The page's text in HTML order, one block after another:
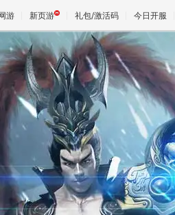
游 新页游 礼包/激活码 今日开服